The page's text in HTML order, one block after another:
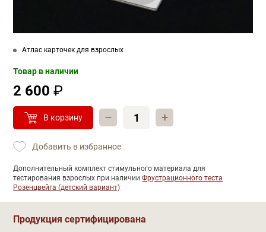
Атлас карточек для взрослых
Товар в наличии
2 600 ₽
В корзину – +
Добавить в избранное
Дополнительный комплект стимульного материала для
тестирования взрослых при наличииФрустрационного теста
Розенцвейга (детский вариант)
Обучение
Продукция сертифицирована